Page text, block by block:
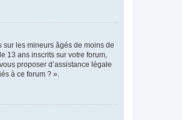
sur les mineurs âgés de moins de
13 ans inscrits sur votre forum,
proposer d’assistance légale
à ce forum ? ».